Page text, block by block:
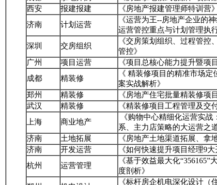
西安
报建报建
《房地产报建管理师特训营
济南
计划运营
《运营为王--房地产企业的
运营管控重点与计划管理执
深圳
交房组织
《交房策划组织、过程管控
管控》
广州
项目运营
《项目总核心能力提升暨项
成都
精装修
《 精装修项目的精准市场
案实战解析》
郑州
精装修
《房地产住宅批量精装修项
武汉
精装修
《精装修项目工程管理及交
上海
商业地产
《购物中心精细化运营实
系、主力店策略的大运营之
济南
土地拓展
《房地产土地渠道拓展、拿
济南
开发运营
《如何快速提升项目经理9
杭州
运营管理
《基于效益最大化
度剖析》
《标杆房企机电深化设计（